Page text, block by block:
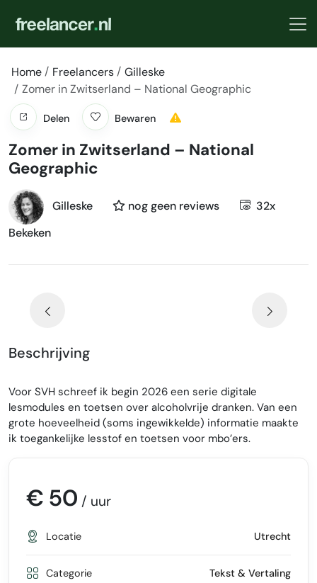
Home Freelancers
Gilleske
Zomer in Zwitserland – National Geographic
Delen Bewaren
Zomer in Zwitserland – National
Geographic
Gilleske nog geen reviews
32x
Bekeken
Beschrijving
Voor SVH schreef ik begin 2026 een serie digitale
lesmodules en toetsen over alcoholvrije dranken. Van een
grote hoeveelheid (soms ingewikkelde) informatie maakte
ik toegankelijke lesstof en toetsen voor mbo’ers.
€ 50 / uur
Locatie Utrecht
Categorie
Tekst & Vertaling